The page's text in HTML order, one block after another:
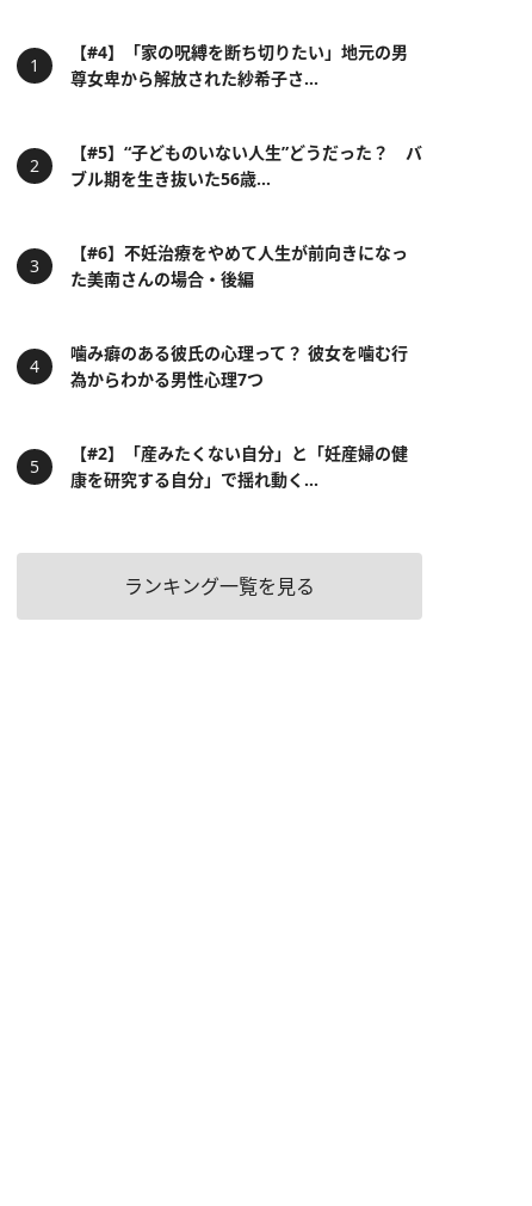
【#4】「家の呪縛を断ち切りたい」地元の男
尊女卑から解放された紗希子さ...
【#5】“子どものいない人生”どうだった？ バ
ブル期を生き抜いた56歳...
【#6】不妊治療をやめて人生が前向きになっ
た美南さんの場合・後編
噛み癖のある彼氏の心理って？ 彼女を噛む行
為からわかる男性心理7つ
【#2】「産みたくない自分」と「妊産婦の健
康を研究する自分」で揺れ動く...
ランキング一覧を見る